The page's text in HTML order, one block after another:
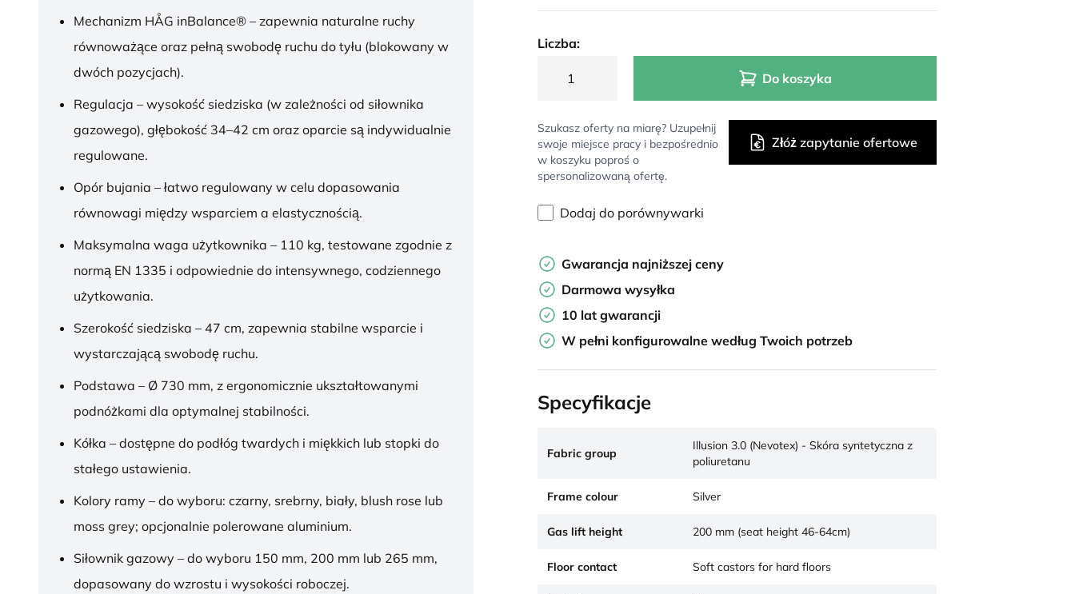
Mechanizm HÅG inBalance® – zapewnia naturalne ruchy
równoważące oraz pełną swobodę ruchu do tyłu (blokowany w
dwóch pozycjach).
Regulacja – wysokość siedziska (w zależności od siłownika
gazowego), głębokość 34–42 cm oraz oparcie są indywidualnie
regulowane.
Opór bujania – łatwo regulowany w celu dopasowania
równowagi między wsparciem a elastycznością.
Maksymalna waga użytkownika – 110 kg, testowane zgodnie z
normą EN 1335 i odpowiednie do intensywnego, codziennego
użytkowania.
Szerokość siedziska – 47 cm, zapewnia stabilne wsparcie i
wystarczającą swobodę ruchu.
Podstawa – Ø 730 mm, z ergonomicznie ukształtowanymi
podnóżkami dla optymalnej stabilności.
Kółka – dostępne do podłóg twardych i miękkich lub stopki do
stałego ustawienia.
Kolory ramy – do wyboru: czarny, srebrny, biały, blush rose lub
moss grey; opcjonalnie polerowane aluminium.
Siłownik gazowy – do wyboru 150 mm, 200 mm lub 265 mm,
dopasowany do wzrostu i wysokości roboczej.
Liczba:
Do koszyka
Szukasz oferty na miarę? Uzupełnij
swoje miejsce pracy i bezpośrednio
w koszyku poproś o
spersonalizowaną ofertę.
Złóż zapytanie ofertowe
Dodaj do porównywarki
Gwarancja najniższej ceny
Darmowa wysyłka
10 lat gwarancji
W pełni konfigurowalne według Twoich potrzeb
Specyfikacje
Fabric group
Illusion 3.0 (Nevotex) - Skóra syntetyczna z
poliuretanu
Frame colour Silver
Gas lift height 200 mm (seat height 46-64cm)
Floor contact Soft castors for hard floors